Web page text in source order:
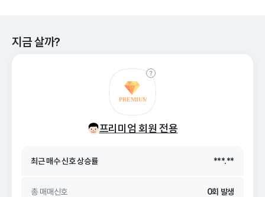
지금 살까?
프리미엄 회원 전용
26. 08/08
최근 매수 신호 상승률 ***.**
최근 매수 신호 ***.**
총 매매신호
0회 발생